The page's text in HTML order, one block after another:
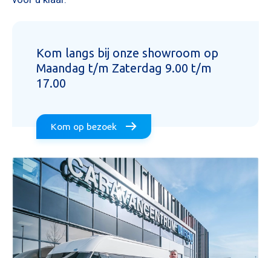
Kom langs bij onze showroom op
Maandag t/m Zaterdag 9.00 t/m
17.00
Kom op bezoek